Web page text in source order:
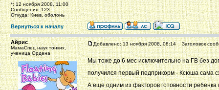
*: 12 ноября 2008, 11:00
Сообщения: 123
Откуда: Киев, оболонь
Вернуться к началу
Айрис
МамаСпец наук тонких,
ученица Ордена
Добавлено: 13 ноября 2008, 08:14 Заголовок
Мы тоже до 6 мес исключительно на ГВ без
получился первый педприкорм - Ксюша сама
А еще одним из факторов готовности